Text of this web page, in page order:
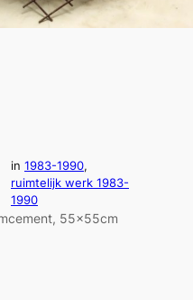
in 1983-1990
ruimtelijk werk 1983-
1990
55x55cm